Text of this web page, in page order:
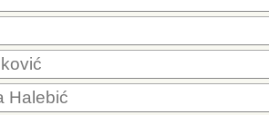
Halebić